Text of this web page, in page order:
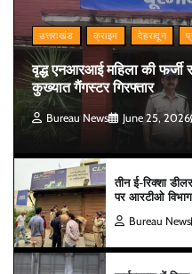
उत्तराखंड क्राइम देहरादून
वृद्ध एनआरआई महिला की
कुख्यात गैंगस्टर गिरफ्तार
Bureau News June 25, 2026
तीन ई-रिक्शा
पर आरटीओ
Bureau News